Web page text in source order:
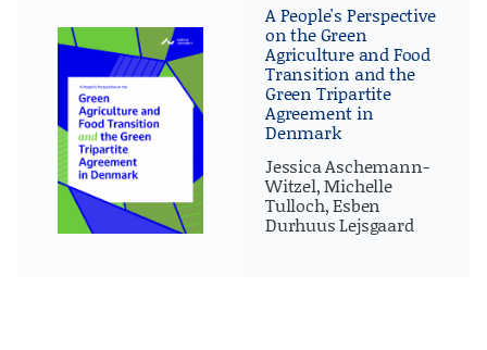
A People's Perspective
on the Green
Agriculture and Food
Transition and the
Green Tripartite
Agreement in
Denmark
Jessica Aschemann-
Witzel, Michelle
Tulloch, Esben
Durhuus Lejsgaard